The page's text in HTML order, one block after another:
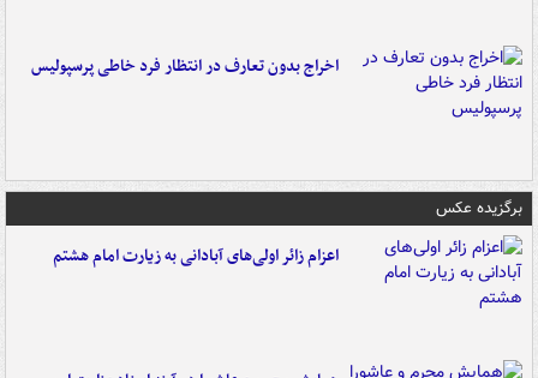
اخراج بدون تعارف در انتظار فرد خاطی پرسپولیس
برگزیده عکس
اعزام زائر اولی‌های آبادانی به زیارت امام هشتم